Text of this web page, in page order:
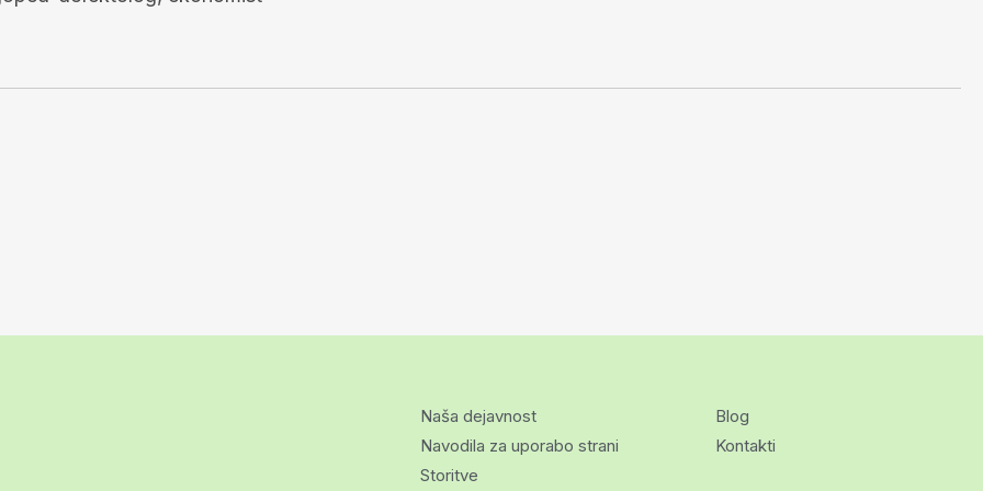
Naša dejavnost
Navodila za uporabo strani
Storitve
Blog
Kontakti